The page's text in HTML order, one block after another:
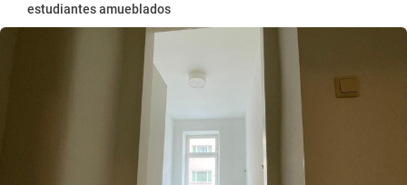
estudiantes amueblados